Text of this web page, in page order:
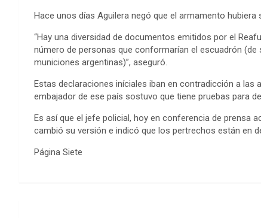
Hace unos días Aguilera negó que el armamento hubiera
“Hay una diversidad de documentos emitidos por el
número de personas que conformarían el escuadrón
municiones argentinas)”, aseguró.
Estas declaraciones iníciales iban en contradicción a las
embajador de ese país sostuvo que tiene pruebas para
Es así que el jefe policial, hoy en conferencia de prensa
cambió su versión e indicó que los pertrechos están en
Página Siete